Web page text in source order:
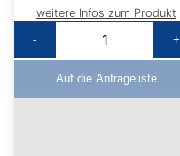
weitere Infos zum Produkt
-
+
Auf die Anfrageliste